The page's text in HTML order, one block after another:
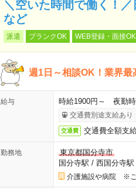
＼空いた時間で働く！
など
派遣 ブランクOK WEB登録・面接OK
週1日～相談OK！業界最
給与 時給1900円～ 夜勤時
交通費別途支給あり
交通費 交通費全額支
勤務地
東京都国分寺市
国分寺駅 / 西国分寺駅
介護施設や病院 ※ご